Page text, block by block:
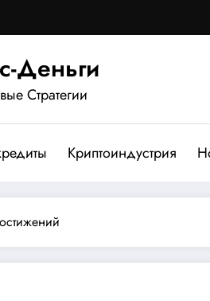
Деньги
Стратегии
Криптоиндустрия